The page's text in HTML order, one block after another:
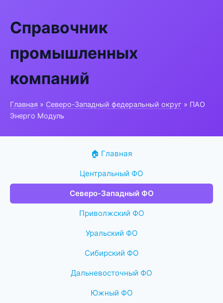
Справочник
промышленных
компаний
Главная » Северо-Западный федеральный округ » ПАО
Энерго Модуль
🏠 Главная
Центральный ФО
Северо-Западный ФО
Приволжский ФО
Уральский ФО
Сибирский ФО
Дальневосточный ФО
Южный ФО